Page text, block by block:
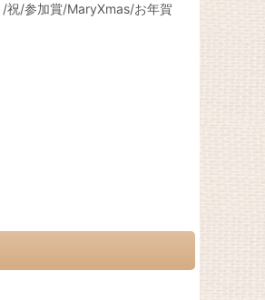
祝/参加賞/MaryXmas/お年賀